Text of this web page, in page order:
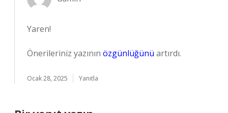
Yaren!
Önerileriniz yazının özgünlüğünü artırdı.
Ocak 28, 2025 Yanıtla